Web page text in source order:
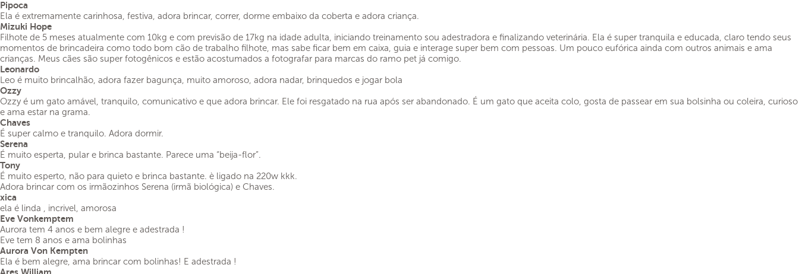
Pipoca
Ela é extremamente carinhosa, festiva, adora brincar, correr, dorme embaixo da coberta e adora criança.
Mizuki Hope
Filhote de 5 meses atualmente com 10kg e com previsão de 17kg na idade adulta, iniciando treinamento sou adestradora e finalizando veterinária. Ela é super tranquila e educada, claro tendo seus
momentos de brincadeira como todo bom cão de trabalho filhote, mas sabe ficar bem em caixa, guia e interage super bem com pessoas. Um pouco eufórica ainda com outros animais e ama
crianças. Meus cães são super fotogênicos e estão acostumados a fotografar para marcas do ramo pet já comigo.
Leonardo
Leo é muito brincalhão, adora fazer bagunça, muito amoroso, adora nadar, brinquedos e jogar bola
Ozzy
Ozzy é um gato amável, tranquilo, comunicativo e que adora brincar. Ele foi resgatado na rua após ser abandonado. É um gato que aceita colo, gosta de passear em sua bolsinha ou coleira, curioso
e ama estar na grama.
Chaves
É super calmo e tranquilo. Adora dormir.
Serena
É muito esperta, pular e brinca bastante. Parece uma “beija-flor”.
Tony
É muito esperto, não para quieto e brinca bastante. è ligado na 220w kkk.
Adora brincar com os irmãozinhos Serena (irmã biológica) e Chaves.
xica
ela é linda , incrivel, amorosa
Eve Vonkemptem
Aurora tem 4 anos e bem alegre e adestrada !
Eve tem 8 anos e ama bolinhas
Aurora Von Kempten
Ela é bem alegre, ama brincar com bolinhas! E adestrada !
Ares William